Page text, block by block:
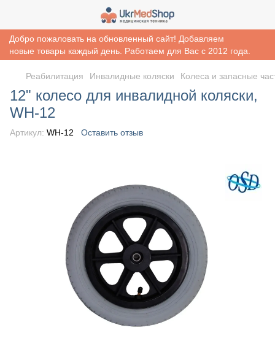
Добро пожаловать на обновленный сайт! Добавляем
новые товары каждый день. Работаем для Вас с 2012 года.
Реабилитация Инвалидные коляски Колеса и запасные
12" колесо для инвалидной коляски,
WH-12
Артикул: WH-12 Оставить отзыв